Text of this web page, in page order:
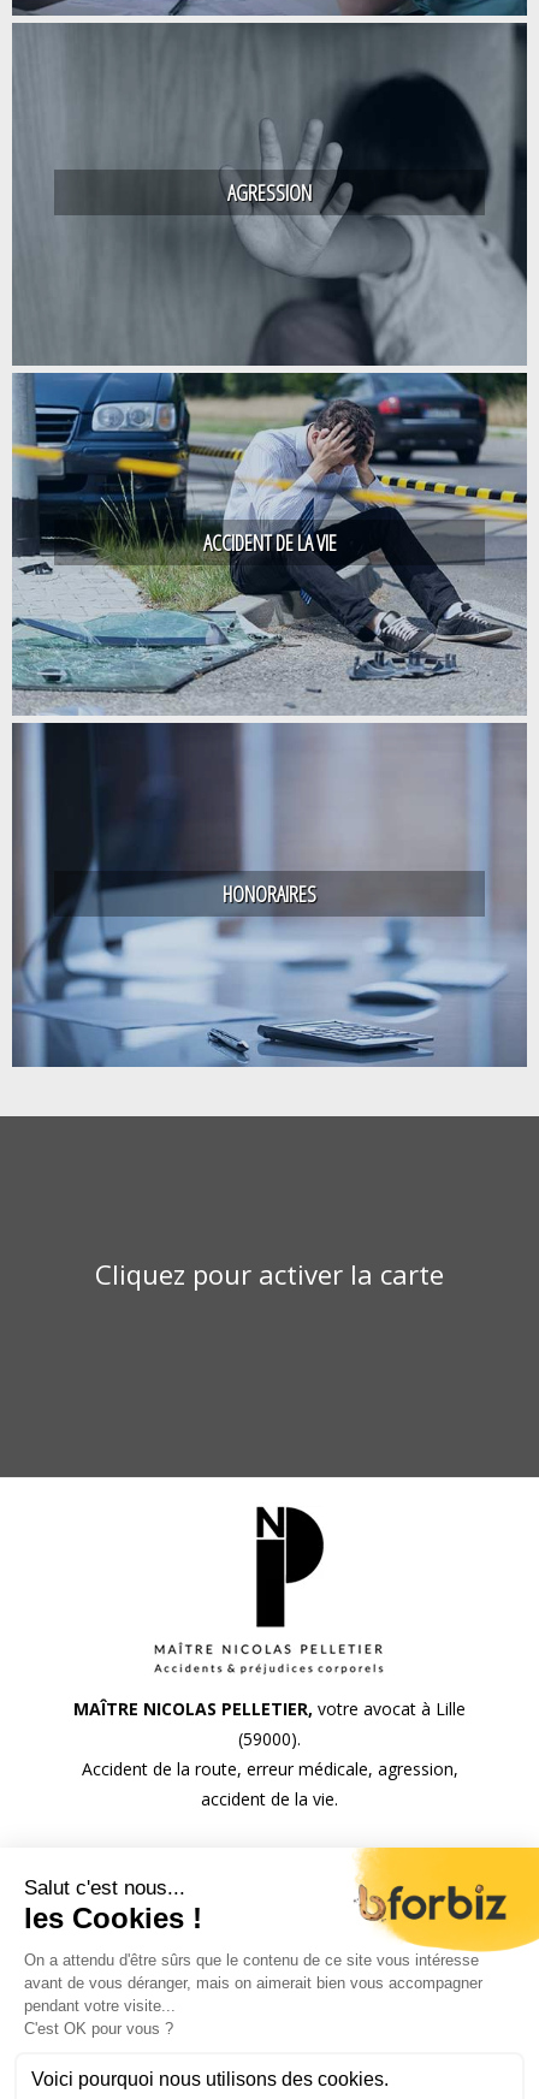
AGRESSION
ACCIDENT DE LA VIE
HONORAIRES
Cliquez pour activer la carte
MAÎTRE NICOLAS PELLETIER, votre avocat à Lille
(59000).
Accident de la route, erreur médicale, agression,
accident de la vie.
260 rue Salvador Allende
Bâtiment B, 1er étage
Plan du site